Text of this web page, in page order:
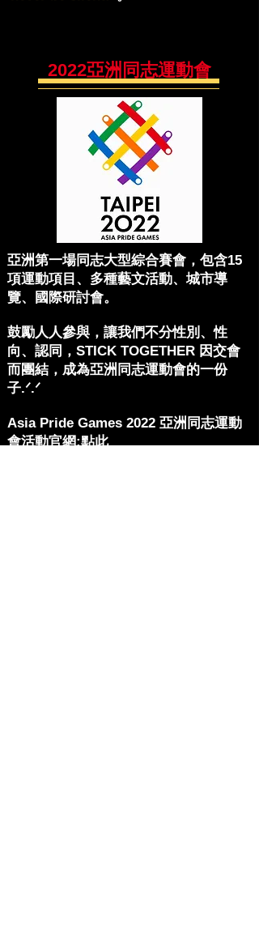
2022亞洲同志運動會
亞洲第一場同志大型綜合賽會，包含15
項運動項目、多種藝文活動、城市導
覽、國際研討會。
鼓勵人人參與，讓我們不分性別、性
向、認同，STICK TOGETHER 因交會
而團結，成為亞洲同志運動會的一份
子.ᐟ.ᐟ
Asia Pride Games 2022 亞洲同志運動
會活動官網:點此